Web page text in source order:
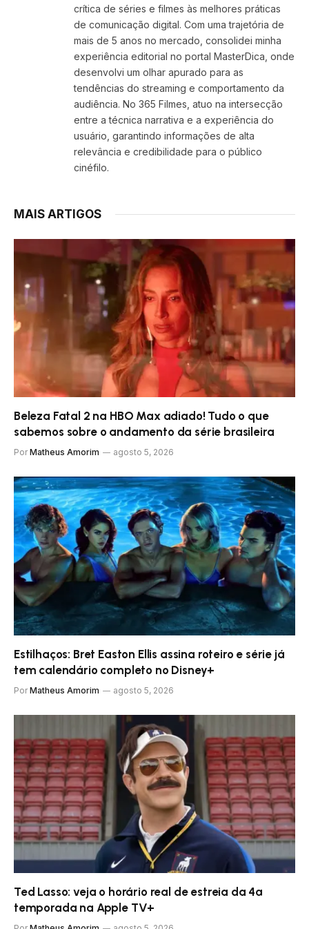
crítica de séries e filmes às melhores práticas
de comunicação digital. Com uma trajetória de
mais de 5 anos no mercado, consolidei minha
experiência editorial no portal MasterDica, onde
desenvolvi um olhar apurado para as
tendências do streaming e comportamento da
audiência. No 365 Filmes, atuo na intersecção
entre a técnica narrativa e a experiência do
usuário, garantindo informações de alta
relevância e credibilidade para o público
cinéfilo.
MAIS ARTIGOS
Beleza Fatal 2 na HBO Max adiado! Tudo o que
sabemos sobre o andamento da série brasileira
Por Matheus Amorim agosto 5, 2026
Estilhaços: Bret Easton Ellis assina roteiro e série já
tem calendário completo no Disney+
Por Matheus Amorim agosto 5, 2026
Ted Lasso: veja o horário real de estreia da 4ª
temporada na Apple TV+